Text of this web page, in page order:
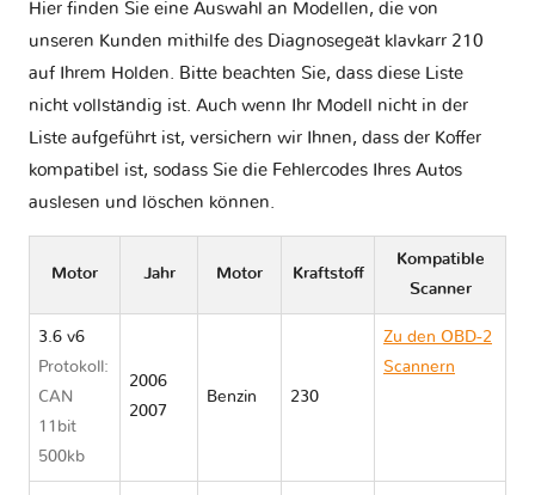
Hier finden Sie eine Auswahl an Modellen, die von
unseren Kunden mithilfe des Diagnosegeät klavkarr 210
auf Ihrem Holden. Bitte beachten Sie, dass diese Liste
nicht vollständig ist. Auch wenn Ihr Modell nicht in der
Liste aufgeführt ist, versichern wir Ihnen, dass der Koffer
kompatibel ist, sodass Sie die Fehlercodes Ihres Autos
auslesen und löschen können.
Motor Jahr Motor Kraftstoff
Kompatible
Scanner
3.6 v6
Protokoll:
CAN
11bit
500kb
2006
2007
Benzin 230
Zu den OBD-2
Scannern